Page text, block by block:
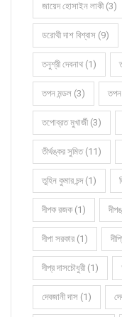
জায়েদ হোসাইন লাকী (3)
ডরোথী দাশ বিশ্বাস (9)
তনুশ্রী দেবনাথ (1)
তপন মন্ডল (3) তপন
তপোব্রত মুখার্জী (3)
তীর্থঙ্কর সুমিত (11)
তুহিন কুমার চন্দ (1)
দীপক রজক (1)
দীপা সরকার (1)
দীপ্র দাসচৌধুরী (1)
দেবজানী দাস (1)